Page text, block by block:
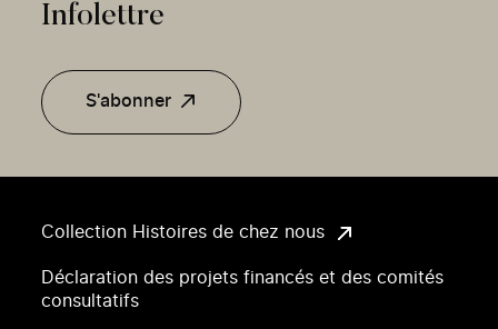
Collection Histoires de chez nous
Déclaration des projets financés et des comités
consultatifs
Infolettre
S'abonner